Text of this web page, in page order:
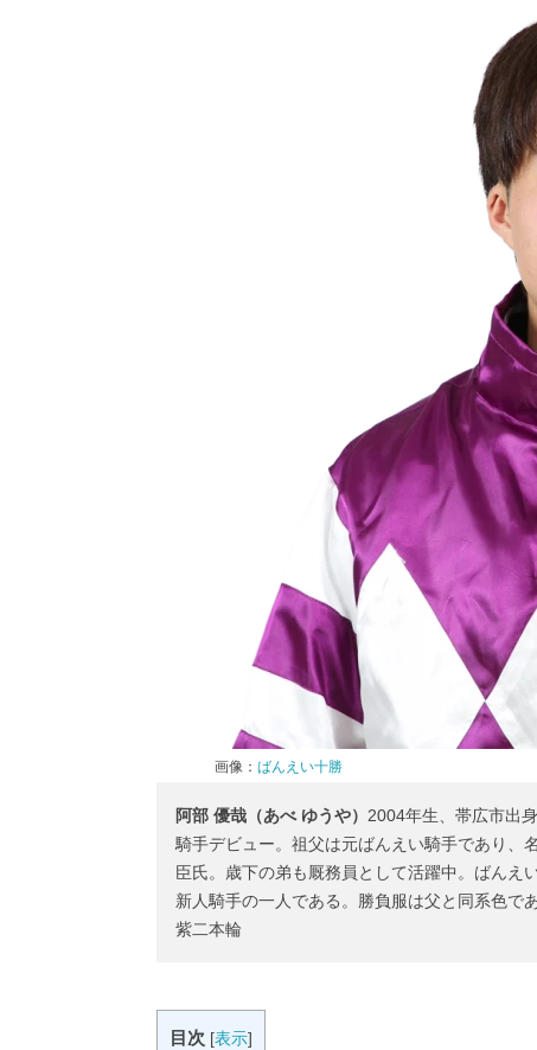
画像： ばんえい十勝
阿部 優哉（あべ ゆうや） 2004年生、帯広市出
騎手デビュー。祖父は元ばんえい騎手であり、
臣氏。歳下の弟も厩務員として活躍中。ばんえ
新人騎手の一人である。勝負服は父と同系色で
紫二本輪
目次 [表示]